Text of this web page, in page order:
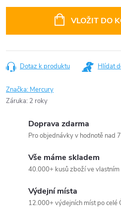
VLOŽIT DO
Dotaz k produktu Hlídat
Značka: Mercury
Záruka: 2 roky
Doprava zdarma
Pro objednávky v hodnotě nad
Vše máme skladem
40.000+ kusů zboží ve vlastním
Výdejní místa
12.000+ výdejních míst po celé